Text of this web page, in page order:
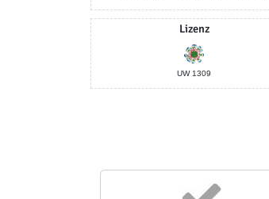
Lizenz
UW 1309